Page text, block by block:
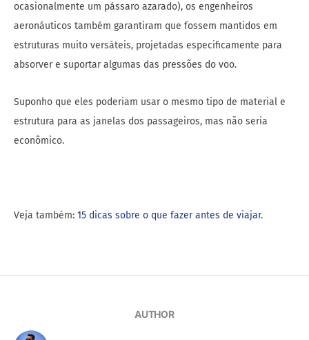
ocasionalmente um pássaro azarado), os engenheiros
aeronáuticos também garantiram que fossem mantidos em
estruturas muito versáteis, projetadas especificamente para
absorver e suportar algumas das pressões do voo.
Suponho que eles poderiam usar o mesmo tipo de material e
estrutura para as janelas dos passageiros, mas não seria
econômico.
Veja também: 15 dicas sobre o que fazer antes de viajar.
AUTHOR